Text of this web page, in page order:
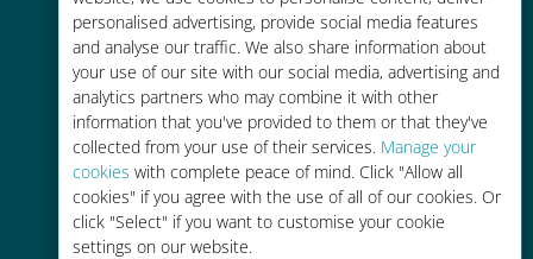
personalised advertising, provide social media features
and analyse our traffic. We also share information about
your use of our site with our social media, advertising and
analytics partners who may combine it with other
information that you've provided to them or that they've
collected from your use of their services. Manage your
cookies with complete peace of mind. Click "Allow all
cookies" if you agree with the use of all of our cookies. Or
click "Select" if you want to customise your cookie
settings on our website.
コストパフォーマンス
お客様が普段お使いのキャリアでロ
ーミングサービスを使った場合に比
べて最大で90％の節約が可能です。